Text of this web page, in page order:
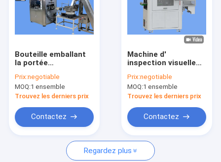
Au sujet de nous
Visite d'usine
Nouvelles
Demandez une citation
Machine d'inspection des bouteilles
Bouteille emballant
la portée
caméra de système
d'inspection visuelle
largement
Prix:negotiable
MOQ:1 ensemble
Trouvez les derniers prix
Contactez
Machine d'
inspection visuelle
bouteilles vides en
plastique
Prix:negotiable
MOQ:1 ensemble
Trouvez les derniers prix
Contactez
Regardez plus